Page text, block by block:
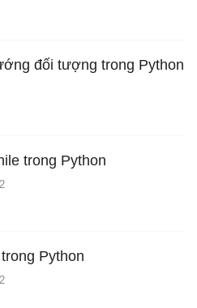
đối tượng trong Python
trong Python
2
Python
2